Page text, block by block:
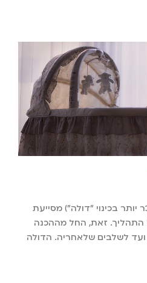
בכינוי "דולה") מסייעת
זאת, החל מההכנה
לשלבים שלאחריה. הדולה